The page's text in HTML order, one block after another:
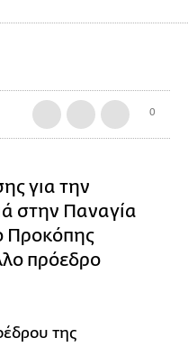
0
για την
στην Παναγία
Προκόπης
πρόεδρο
της